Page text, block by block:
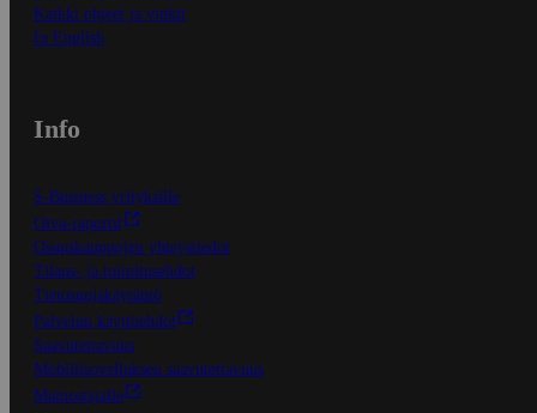
Kaikki ohjeet ja vinkit
In English
Info
S-Business yrityksille
Oiva-raportit
Osuuskauppojen yhteystiedot
Tilaus- ja toimitusehdot
Tietosuojakäytäntö
Palvelun käyttöehdot
Saavutettavuus
Mobiilisovelluksen saavutettavuus
Mainostajalle